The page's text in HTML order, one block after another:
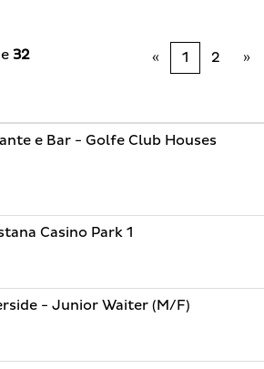
32 « 1 2 »
e Bar - Golfe Club Houses
Casino Park 1
- Junior Waiter (M/F)